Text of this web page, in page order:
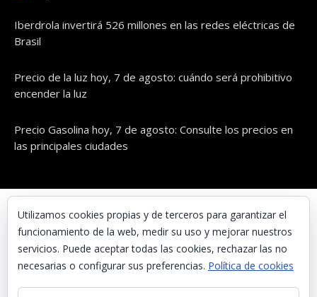
Iberdrola invertirá 526 millones en las redes eléctricas de
Brasil
Precio de la luz hoy, 7 de agosto: cuándo será prohibitivo
encender la luz
Precio Gasolina hoy, 7 de agosto: Consulte los precios en
las principales ciudades
© UNAENERGÍA, S.L.
Inicio
Contacta con nosotros
Preguntas frecuentes
Utilizamos cookies propias y de terceros para garantizar el
funcionamiento de la web, medir su uso y mejorar nuestros
servicios. Puede aceptar todas las cookies, rechazar las no
necesarias o configurar sus preferencias. Política de cookies